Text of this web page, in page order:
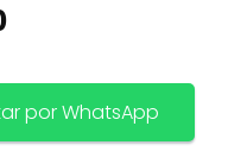
por WhatsApp